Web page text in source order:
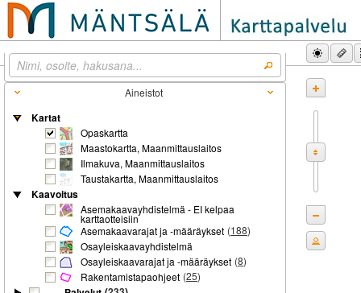
Aineistot
Kartat
Opaskartta
Maastokartta, Maanmittauslaitos
Ilmakuva, Maanmittauslaitos
Taustakartta, Maanmittauslaitos
Kaavoitus
Asemakaavayhdistelmä - EI kelpaa
karttaotteisiin
Asemakaavarajat ja -määräykset (188)
Osayleiskaavayhdistelmä
Osayleiskaavarajat ja -määräykset (8)
Rakentamistapaohjeet (25)